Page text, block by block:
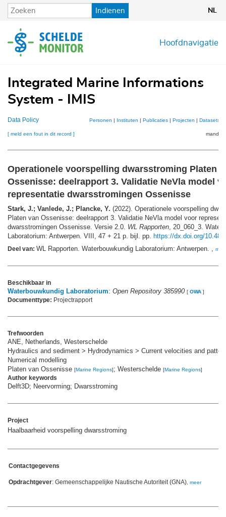
Overslaan
en
de
inhoud
Indienen NL
Hoofdnavigatie
Integrated Marine Informations
System - IMIS
Data Policy Personen | Instituten | Publicaties| Projecten | Datasets
[ meld een fout in dit record ] mandje
Operationele voorspelling dwarsstroming Platen
Ossenisse: deelrapport 3. Validatie NeVla model
representatie dwarsstromingen Ossenisse
Stark, J.; Vanlede, J.; Plancke, Y. (2022). Operationele voorspelling
Platen van Ossenisse: deelrapport 3. Validatie NeVla model voor
dwarsstromingen Ossenisse. Versie 2.0. WL Rapporten , 20_060_3.
Laboratorium: Antwerpen. VIII, 47 + 21 p. bijl. pp. https://dx.doi.org/
Deel van: WL Rapporten. Waterbouwkundig Laboratorium: Antwerpen. ,
Beschikbaar in
Waterbouwkundig Laboratorium: Open Repository 385990 [ OWA ]
Documenttype: Projectrapport
Trefwoorden
ANE, Netherlands, Westerschelde
Hydraulics and sediment > Hydrodynamics > Current velocities and
Numerical modelling
Platen van Ossenisse [Marine Regions]; Westerschelde [Marine Regions]
Author keywords
Delft3D; Neervorming; Dwarsstroming
Project
Haalbaarheid voorspelling dwarsstroming
Contactgegevens
Opdrachtgever: Gemeenschappelijke Nautische Autoriteit (GNA) meer